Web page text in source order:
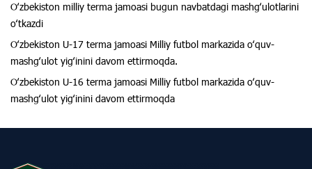
Oʻzbekiston milliy terma jamoasi bugun navbatdagi mashgʻulotlarini
oʻtkazdi
Oʻzbekiston U-17 terma jamoasi Milliy futbol markazida oʻquv-
mashgʻulot yigʻinini davom ettirmoqda.
Oʻzbekiston U-16 terma jamoasi Milliy futbol markazida oʻquv-
mashgʻulot yigʻinini davom ettirmoqda